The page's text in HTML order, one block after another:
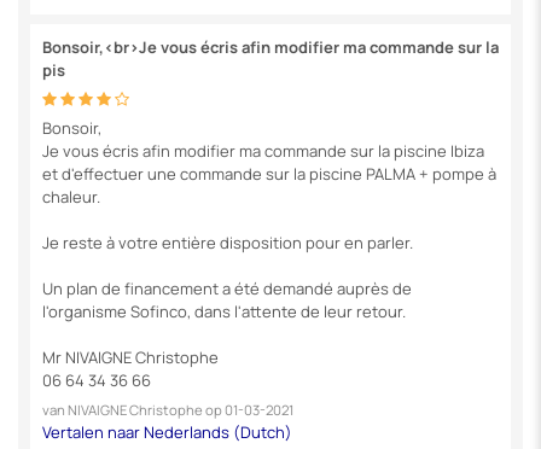
Bonsoir,<br>Je vous écris afin modifier ma commande sur la
pis
Bonsoir,
Je vous écris afin modifier ma commande sur la piscine Ibiza
et d'effectuer une commande sur la piscine PALMA + pompe à
chaleur.
Je reste à votre entière disposition pour en parler.
Un plan de financement a été demandé auprès de
l'organisme Sofinco, dans l'attente de leur retour.
Mr NIVAIGNE Christophe
06 64 34 36 66
van NIVAIGNE Christophe op01-03-2021